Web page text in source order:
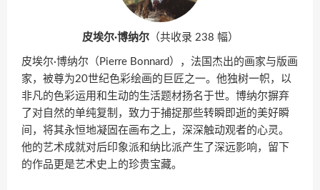
皮埃尔·博纳尔（共收录 238 幅）
皮埃尔·博纳尔（Pierre Bonnard），法国杰出的画家与版画
家，被尊为20世纪色彩绘画的巨匠之一。他独树一帜，以
非凡的色彩运用和生动的生活题材扬名于世。博纳尔摒弃
了对自然的单纯复制，致力于捕捉那些转瞬即逝的美好瞬
间，将其永恒地凝固在画布之上，深深触动观者的心灵。
他的艺术成就对后印象派和纳比派产生了深远影响，留下
的作品更是艺术史上的珍贵宝藏。